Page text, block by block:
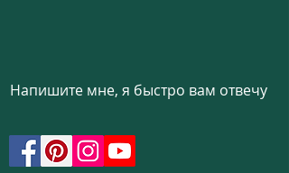
Напишите мне, я быстро вам отвечу